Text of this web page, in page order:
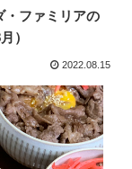
・ファミリアの
）
2022.08.15